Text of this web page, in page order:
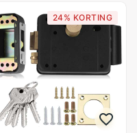
24% KORTING